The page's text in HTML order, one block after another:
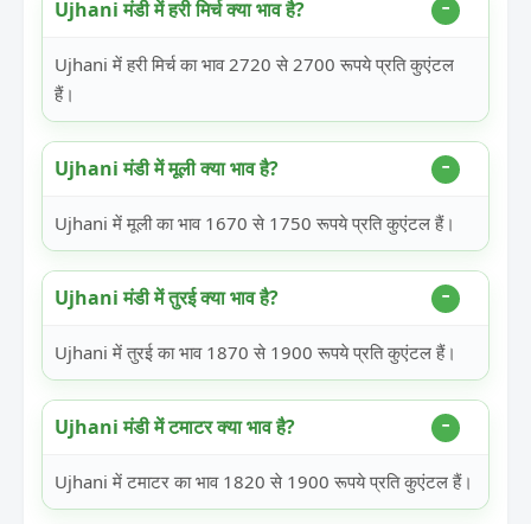
Ujhani मंडी में हरी मिर्च क्या भाव है?
Ujhani में हरी मिर्च का भाव 2720 से 2700 रूपये प्रति कुएंटल
हैं।
Ujhani मंडी में मूली क्या भाव है?
Ujhani में मूली का भाव 1670 से 1750 रूपये प्रति कुएंटल हैं।
Ujhani मंडी में तुरई क्या भाव है?
Ujhani में तुरई का भाव 1870 से 1900 रूपये प्रति कुएंटल हैं।
Ujhani मंडी में टमाटर क्या भाव है?
Ujhani में टमाटर का भाव 1820 से 1900 रूपये प्रति कुएंटल हैं।